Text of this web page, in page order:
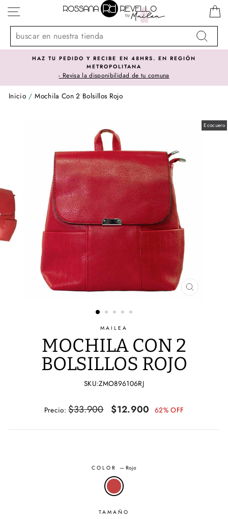
directamente
contenido
NAVEGACIÓN
Buscar
HAZ TU PEDIDO Y RECIBE EN 48HRS. EN REGIÓN
METROPOLITANA
- Revisa la disponibilidad de tu comuna
Inicio / Mochila Con 2 Bolsillos Rojo
Ecocuero
CERRAR
MAILEA
MOCHILA CON 2
BOLSILLOS ROJO
SKU:ZMO896106RJ
Precio
Precio:$33.900
Precio
oferta
$12.900 62% OFF
COLOR—Rojo
TAMAÑO